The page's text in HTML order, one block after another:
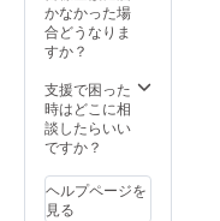
バッジ
を1つお
届けし
色や形
は、届
いてか
らのお
み！
かなかった場
合どうなりま
すか？
支援で困った
時はどこに相
談したらいい
ですか？
ヘルプページを
見る